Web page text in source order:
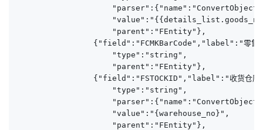
                    "parent":"FEntity"},
{"field":"FCMKBarCode","label":"零售
                    "type":"string",
                    "parent":"FEntity"},
{"field":"FSTOCKID","label":"收货仓库
                    "type":"string",
                    "value":"{warehouse_no}",
                    "parent":"FEntity"},